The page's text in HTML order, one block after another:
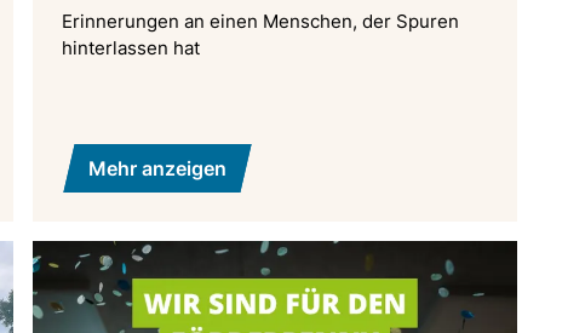
Erinnerungen an einen Menschen, der Spuren
hinterlassen hat
Mehr anzeigen